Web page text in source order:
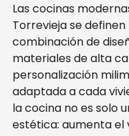
Las cocinas
Torrevieja se
combinación de
materiales de alta
personalización
adaptada a cada
la cocina no es solo
estética: aumenta el